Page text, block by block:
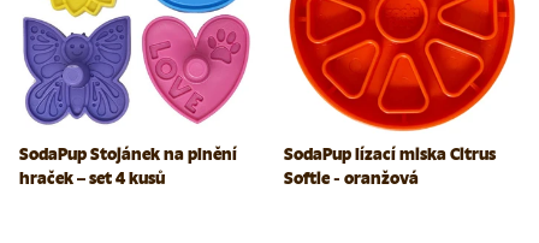
SodaPup Stojánek na plnění
hraček – set 4 kusů
SodaPup lízací miska Citrus
Softie - oranžová